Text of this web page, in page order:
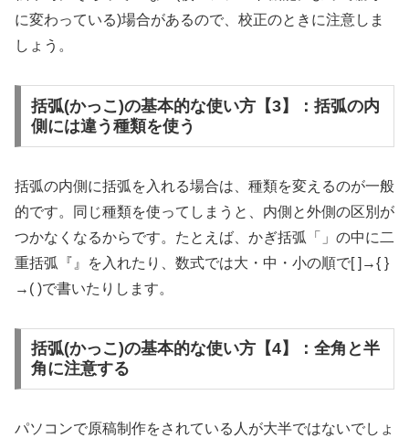
に変わっている)場合があるので、校正のときに注意しま
しょう。
括弧(かっこ)の基本的な使い方【3】：括弧の内
側には違う種類を使う
括弧の内側に括弧を入れる場合は、種類を変えるのが一般
的です。同じ種類を使ってしまうと、内側と外側の区別が
つかなくなるからです。たとえば、かぎ括弧「」の中に二
重括弧『』を入れたり、数式では大・中・小の順で[ ]→{ }
→( )で書いたりします。
括弧(かっこ)の基本的な使い方【4】：全角と半
角に注意する
パソコンで原稿制作をされている人が大半ではないでしょ